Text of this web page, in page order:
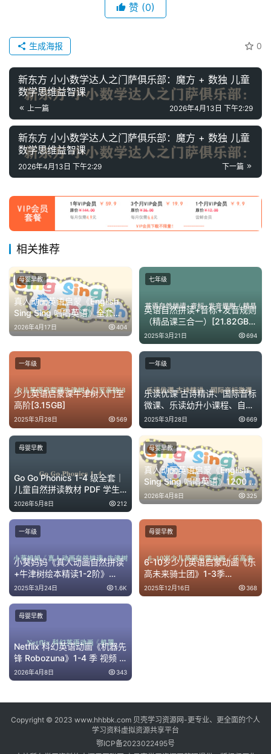
启
赞 (0)
0
生成海报
新东方 小小数学达人之门萨俱乐部：魔方 + 数独 儿童
数学思维益智课
上一篇 2026年4月13日 下午2:29
新东方 小小数学达人之门萨俱乐部：魔方 + 数独 儿童
数学思维益智课
下一篇
2026年4月13日 下午2:29
相关推荐
真人动画英语启蒙《English
Sing Sing 唱唱英语》全套资
源 自然拼读 + 日常词汇 + 情
景对话 儿童英语学习神器
2026年4月17日 404
母婴早教
英语自然拼读+音标+发音规则
（精品课三合一）[21.82GB]
下载
2025年3月21日 694
七年级
少儿英语启蒙课牛津树入门至
高阶[3.15GB]
2025年3月28日 569
一年级
乐读优课 古诗精讲、国际音标
微课、乐读幼升小课程、自然
拼读训练营
2025年3月28日 669
一年级
Go Go Phonics 1-4 级全套｜
儿童自然拼读教材 PDF 学生
书 + 练习册 + 音频 MP3
2026年5月8日 212
母婴早教
真人动画英语启蒙《English
Sing Sing 唱唱英语》1200 +
集 美式英语磨耳朵全集
2026年4月8日 325
母婴早教
小葵妈妈《真人动画自然拼读
+牛津树绘本精读1-2阶》
42.9GB
2025年3月24日 1.6K
一年级
6-10岁少儿英语启蒙动画《乐
高未来骑士团》1-3季
15.38GB 网盘下载
2025年12月16日 368
母婴早教
Netflix 科幻英语动画《机器先
锋 Robozuna》1-4 季 视频 +
音频 全集 [10.68GB]
2026年4月8日 343
母婴早教
Copyright © 2023 www.hhbbk.com 贝壳学习资源网-更专业、更全面的个人
学习资料虚拟资源共享平台
鄂ICP备2023022495号